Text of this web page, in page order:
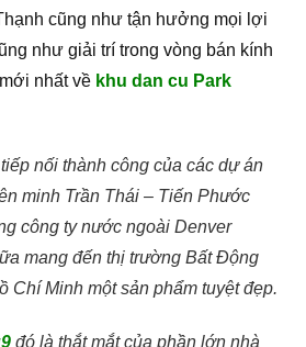
cũng như tận hưởng mọi lợi
như giải trí trong vòng bán kính
nhất về khu dan cu Park
tiếp nối thành công của các dự án
minh Trần Thái – Tiến Phước
công ty nước ngoài Denver
mang đến thị trường Bất Động
Chí Minh một sản phẩm tuyệt đẹp.
đó là thắt mắt của phần lớn nhà